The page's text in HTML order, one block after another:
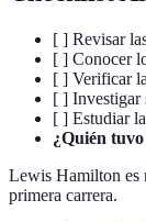
[ ] Revisar
[ ] Conocer
[ ] Verificar
[ ] Investigar
[ ] Estudiar
¿Quién
Lewis Hamilton es
primera carrera.